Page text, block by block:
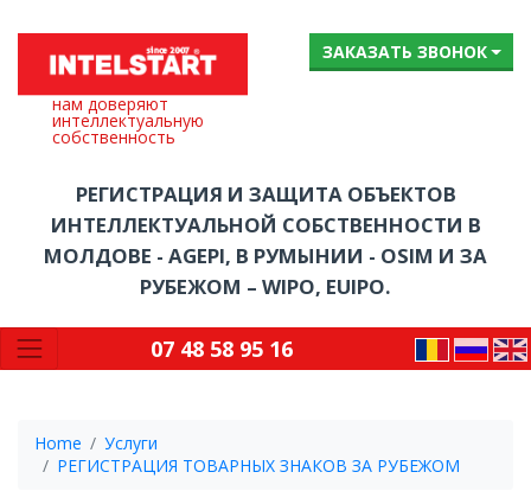
нам доверяют
интеллектуальную
собственность
РЕГИСТРАЦИЯ И ЗАЩИТА ОБЪЕКТОВ
ИНТЕЛЛЕКТУАЛЬНОЙ СОБСТВЕННОСТИ В
МОЛДОВЕ - AGEPI, В РУМЫНИИ - OSIM И ЗА
РУБЕЖОМ – WIPO, EUIPO.
ЗАКАЗАТЬ ЗВОНОК
07 48 58 95 16
Home
Услуги
РЕГИСТРАЦИЯ ТОВАРНЫХ ЗНАКОВ ЗА РУБЕЖОМ